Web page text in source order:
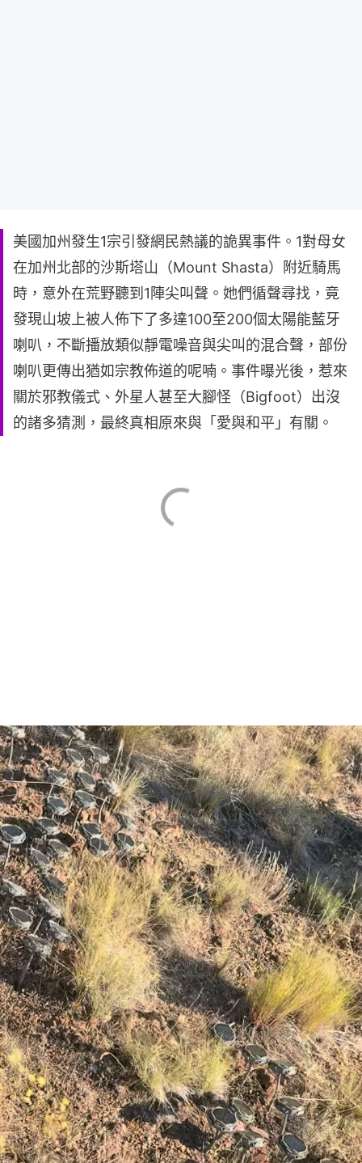
美國加州發生1宗引發網民熱議的詭異事件。1對母女
在加州北部的沙斯塔山（Mount Shasta）附近騎馬
時，意外在荒野聽到1陣尖叫聲。她們循聲尋找，竟
發現山坡上被人佈下了多達100至200個太陽能藍牙
喇叭，不斷播放類似靜電噪音與尖叫的混合聲，部份
喇叭更傳出猶如宗教佈道的呢喃。事件曝光後，惹來
關於邪教儀式、外星人甚至大腳怪（Bigfoot）出沒
的諸多猜測，最終真相原來與「愛與和平」有關。